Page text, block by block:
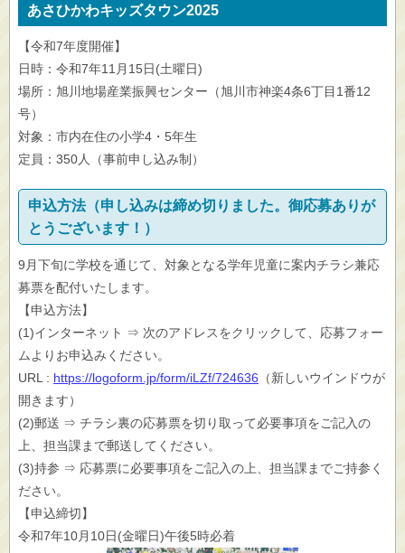
あさひかわキッズタウン2025
【令和7年度開催】
日時：令和7年11月15日(土曜日)
場所：旭川地場産業振興センター（旭川市神楽4条6丁目1番12
号）
対象：市内在住の小学4・5年生
定員：350人（事前申し込み制）
申込方法（申し込みは締め切りました。御応募ありが
とうございます！）
9月下旬に学校を通じて、対象となる学年児童に案内チラシ兼応
募票を配付いたします。
【申込方法】
(1)インターネット ⇒ 次のアドレスをクリックして、応募フォー
ムよりお申込みください。
URL : https://logoform.jp/form/iLZf/724636 （新しいウインドウが
開きます）
(2)郵送 ⇒ チラシ裏の応募票を切り取って必要事項をご記入の
上、担当課まで郵送してください。
(3)持参 ⇒ 応募票に必要事項をご記入の上、担当課までご持参く
ださい。
【申込締切】
令和7年10月10日(金曜日)午後5時必着